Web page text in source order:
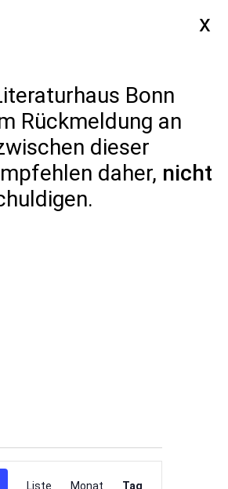
Ansichten-
Liste Monat Tag
Bonn
Rückmeldung an
dieser
daher, nicht